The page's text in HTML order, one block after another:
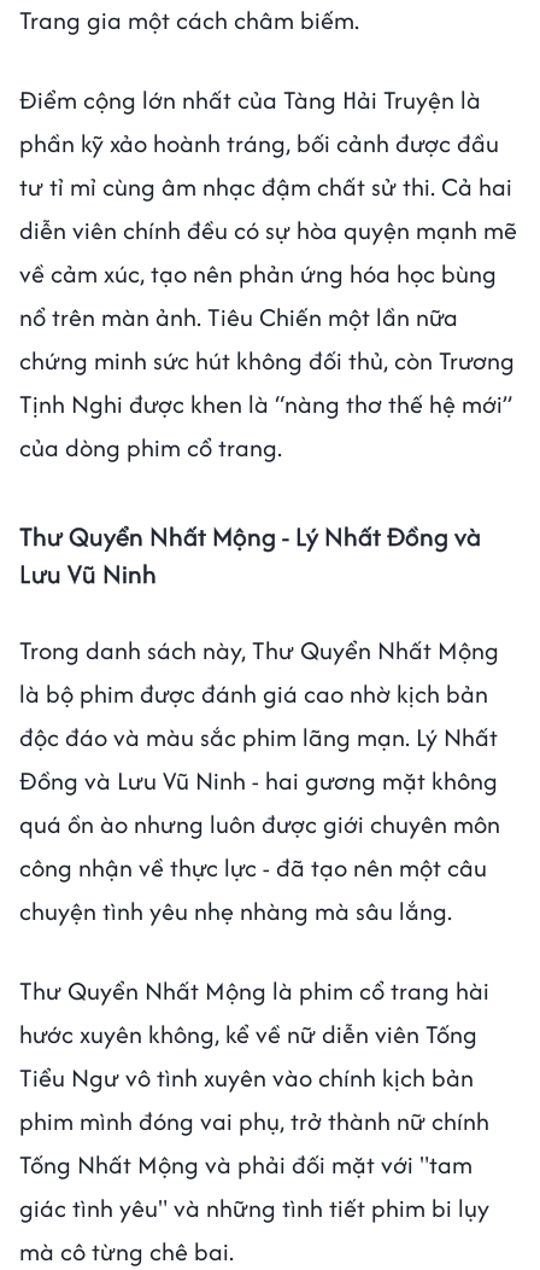
Trang gia một cách châm biếm.
Điểm cộng lớn nhất của Tàng Hải Truyện là
phần kỹ xảo hoành tráng, bối cảnh được đầu
tư tỉ mỉ cùng âm nhạc đậm chất sử thi. Cả hai
diễn viên chính đều có sự hòa quyện mạnh mẽ
về cảm xúc, tạo nên phản ứng hóa học bùng
nổ trên màn ảnh. Tiêu Chiến một lần nữa
chứng minh sức hút không đối thủ, còn Trương
Tịnh Nghi được khen là “nàng thơ thế hệ mới”
của dòng phim cổ trang.
Thư Quyển Nhất Mộng - Lý Nhất Đồng và
Lưu Vũ Ninh
Trong danh sách này, Thư Quyển Nhất Mộng
là bộ phim được đánh giá cao nhờ kịch bản
độc đáo và màu sắc phim lãng mạn. Lý Nhất
Đồng và Lưu Vũ Ninh - hai gương mặt không
quá ồn ào nhưng luôn được giới chuyên môn
công nhận về thực lực - đã tạo nên một câu
chuyện tình yêu nhẹ nhàng mà sâu lắng.
Thư Quyển Nhất Mộng là phim cổ trang hài
hước xuyên không, kể về nữ diễn viên Tống
Tiểu Ngư vô tình xuyên vào chính kịch bản
phim mình đóng vai phụ, trở thành nữ chính
Tống Nhất Mộng và phải đối mặt với "tam
giác tình yêu" và những tình tiết phim bi lụy
mà cô từng chê bai.